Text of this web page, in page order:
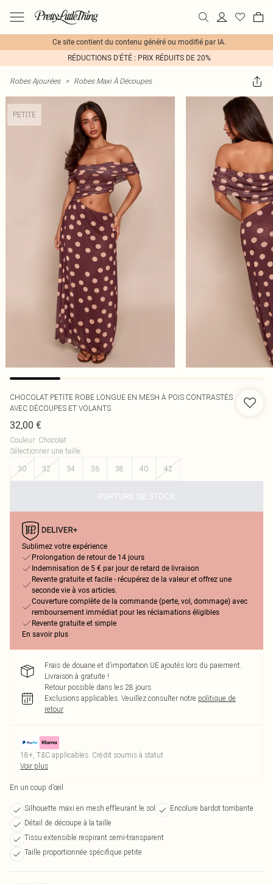
Ce site contient du contenu généré ou modifié par IA.
RÉDUCTIONS D'ÉTÉ : PRIX RÉDUITS DE 20%
Robes Ajourées > Robes Maxi À Découpes
PETITE
CHOCOLAT PETITE ROBE LONGUE EN MESH À POIS CONTRASTÉS
AVEC DÉCOUPES ET VOLANTS
32,00 €
Couleur: Chocolat
Sélectionner une taille:
30
32 34 36 38 40 42
RUPTURE DE STOCK
Sublimez votre expérience
Prolongation de retour de 14 jours
Indemnisation de 5 € par jour de retard de livraison
Revente gratuite et facile - récupérez de la valeur et offrez une
seconde vie à vos articles.
Couverture complète de la commande (perte, vol, dommage) avec
remboursement immédiat pour les réclamations éligibles
Revente gratuite et simple
En savoir plus
Frais de douane et d’importation UE ajoutés lors du paiement.
Livraison à gratuite !
Retour possible dans les 28 jours
Exclusions applicables. Veuillez consulter notre politique de
retour
18+, T&C applicables. Crédit soumis à statut
Voir plus
En un coup d’œil
Silhouette maxi en mesh effleurant le sol
Encolure bardot tombante
Détail de découpe à la taille
Tissu extensible respirant semi-transparent
Taille proportionnée spécifique petite